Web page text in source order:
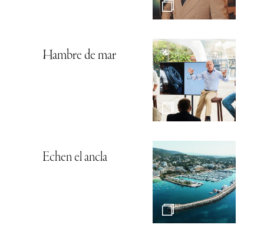
Hambre de mar
Echen el ancla